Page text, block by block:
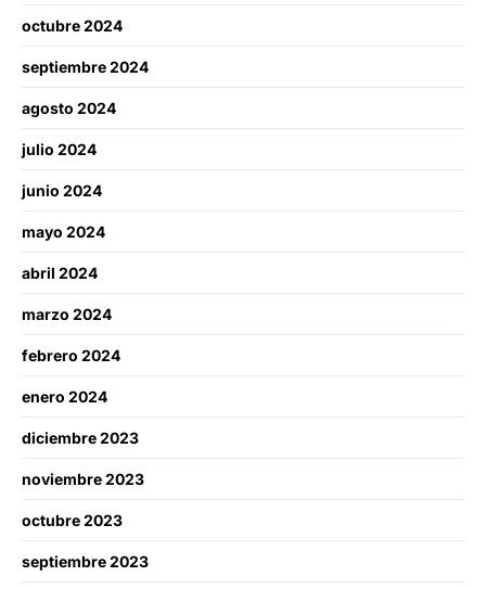
octubre 2024
septiembre 2024
agosto 2024
julio 2024
junio 2024
mayo 2024
abril 2024
marzo 2024
febrero 2024
enero 2024
diciembre 2023
noviembre 2023
octubre 2023
septiembre 2023